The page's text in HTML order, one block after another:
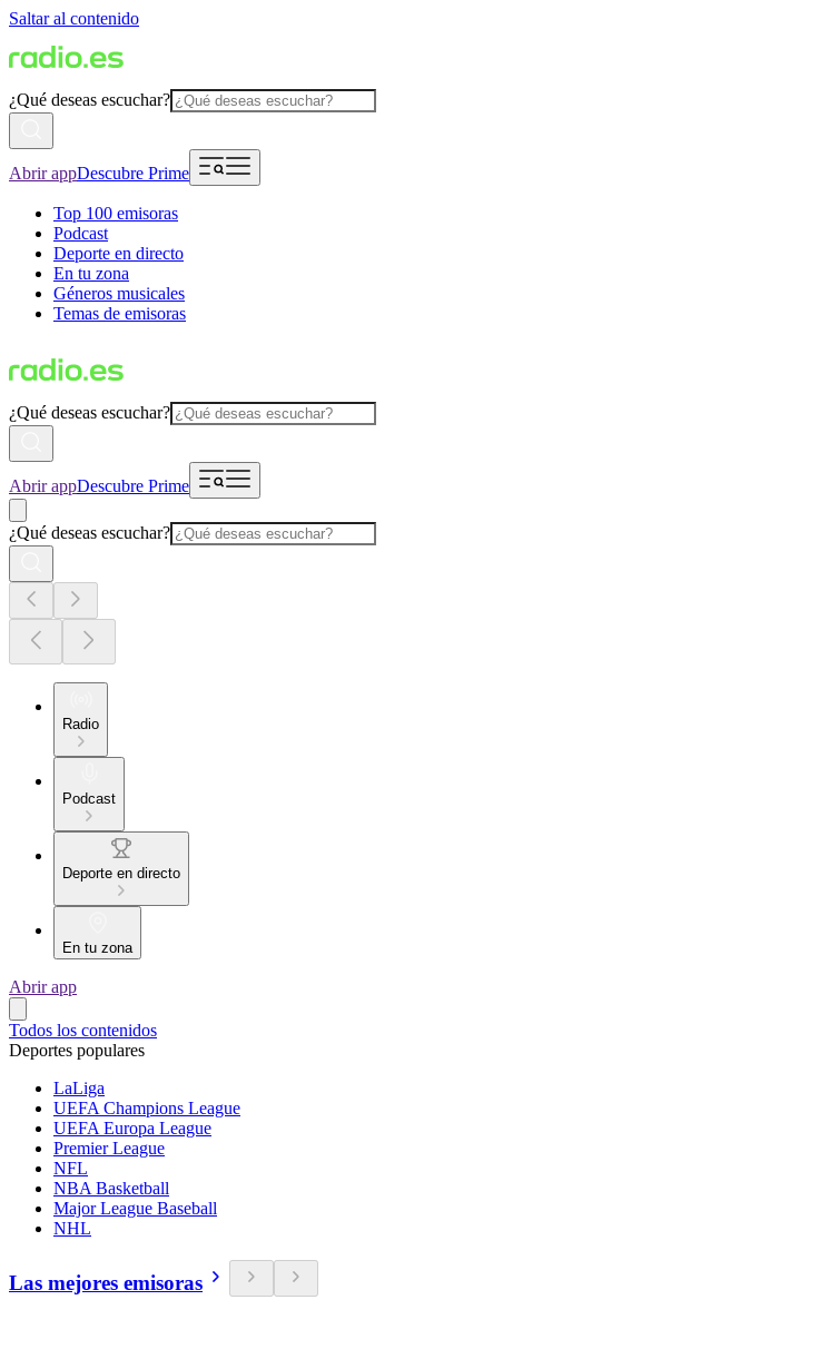
Saltar al contenido
¿Qué deseas escuchar?
Abrir appDescubre Prime
Top 100 emisoras
Podcast
Deporte en directo
En tu zona
Géneros musicales
Temas de emisoras
¿Qué deseas escuchar?
Abrir appDescubre Prime
¿Qué deseas escuchar?
Radio
Podcast
Deporte en directo
En tu zona
Abrir app
Todos los contenidos
Deportes populares
LaLiga
UEFA Champions League
UEFA Europa League
Premier League
NFL
NBA Basketball
Major League Baseball
NHL
Las mejores emisoras